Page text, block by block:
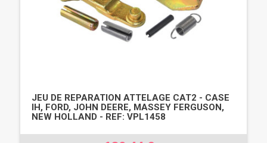
JEU DE REPARATION ATTELAGE CAT2 - CASE
IH, FORD, JOHN DEERE, MASSEY FERGUSON,
NEW HOLLAND - REF: VPL1458